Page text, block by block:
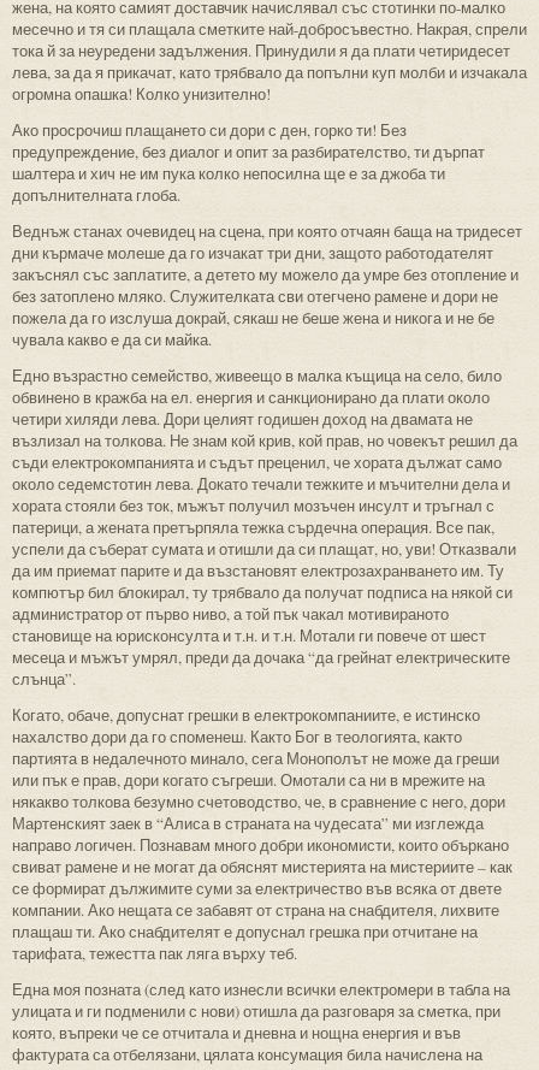
жена, на която самият доставчик начислявал със стотинки по-малко
месечно и тя си плащала сметките най-добросъвестно. Накрая, спрели
тока й за неуредени задължения. Принудили я да плати четиридесет
лева, за да я прикачат, като трябвало да попълни куп молби и изчакала
огромна опашка! Колко унизително!
Ако просрочиш плащането си дори с ден, горко ти! Без
предупреждение, без диалог и опит за разбирателство, ти дърпат
шалтера и хич не им пука колко непосилна ще е за джоба ти
допълнителната глоба.
Веднъж станах очевидец на сцена, при която отчаян баща на тридесет
дни кърмаче молеше да го изчакат три дни, защото работодателят
закъснял със заплатите, а детето му можело да умре без отопление и
без затоплено мляко. Служителката сви отегчено рамене и дори не
пожела да го изслуша докрай, сякаш не беше жена и никога и не бе
чувала какво е да си майка.
Едно възрастно семейство, живеещо в малка къщица на село, било
обвинено в кражба на ел. енергия и санкционирано да плати около
четири хиляди лева. Дори целият годишен доход на двамата не
възлизал на толкова. Не знам кой крив, кой прав, но човекът решил да
съди електрокомпанията и съдът преценил, че хората дължат само
около седемстотин лева. Докато течали тежките и мъчителни дела и
хората стояли без ток, мъжът получил мозъчен инсулт и тръгнал с
патерици, а жената претърпяла тежка сърдечна операция. Все пак,
успели да съберат сумата и отишли да си плащат, но, уви! Отказвали
да им приемат парите и да възстановят електрозахранването им. Ту
компютър бил блокирал, ту трябвало да получат подписа на някой си
администратор от първо ниво, а той пък чакал мотивираното
становище на юрисконсулта и т.н. и т.н. Мотали ги повече от шест
месеца и мъжът умрял, преди да дочака “да грейнат електрическите
слънца”.
Когато, обаче, допуснат грешки в електрокомпаниите, е истинско
нахалство дори да го споменеш. Както Бог в теологията, както
партията в недалечното минало, сега Монополът не може да греши
или пък е прав, дори когато съгреши. Омотали са ни в мрежите на
някакво толкова безумно счетоводство, че, в сравнение с него, дори
Мартенският заек в “Алиса в страната на чудесата” ми изглежда
направо логичен. Познавам много добри икономисти, които объркано
свиват рамене и не могат да обяснят мистерията на мистериите – как
се формират дължимите суми за електричество във всяка от двете
компании. Ако нещата се забавят от страна на снабдителя, лихвите
плащаш ти. Ако снабдителят е допуснал грешка при отчитане на
тарифата, тежестта пак ляга върху теб.
Една моя позната (след като изнесли всички електромери в табла на
улицата и ги подменили с нови) отишла да разговаря за сметка, при
която, въпреки че се отчитала и дневна и нощна енергия и във
фактурата са отбелязани, цялата консумация била начислена на